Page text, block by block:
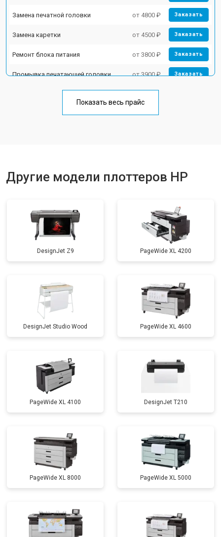
Замена печатной головки от 4800 ₽ Заказать
Замена каретки от 4500 ₽ Заказать
Ремонт блока питания от 3800 ₽ Заказать
Промывка печатающей головки от 3900 ₽ Заказать
Показать весь прайс
Другие модели плоттеров HP
DesignJet Z9 PageWide XL 4200
DesignJet Studio Wood PageWide XL 4600
PageWide XL 4100 DesignJet T210
PageWide XL 8000 PageWide XL 5000